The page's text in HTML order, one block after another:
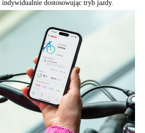
dostosowując tryb jazdy.